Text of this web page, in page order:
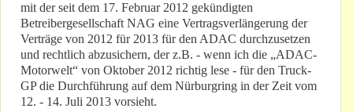
mit der seit dem 17. Februar 2012 gekündigten
Betreibergesellschaft NAG eine Vertragsverlängerung der
Verträge von 2012 für 2013 für den ADAC durchzusetzen
und rechtlich abzusichern, der z.B. - wenn ich die „ADAC-
Motorwelt“ von Oktober 2012 richtig lese - für den Truck-
GP die Durchführung auf dem Nürburgring in der Zeit vom
12. - 14. Juli 2013 vorsieht.